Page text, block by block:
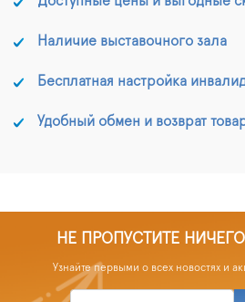
Наличие выставочного зала
Бесплатная настройка
Удобный обмен и возврат
НЕ ПРОПУСТИТЕ
Узнайте первыми о всех новостях и